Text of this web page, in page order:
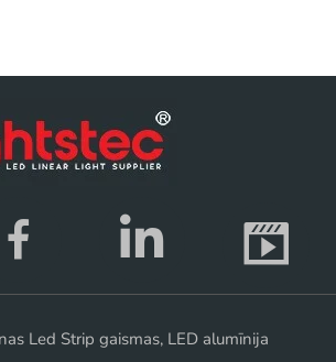
Led Strip gaismas, LED alumīnija